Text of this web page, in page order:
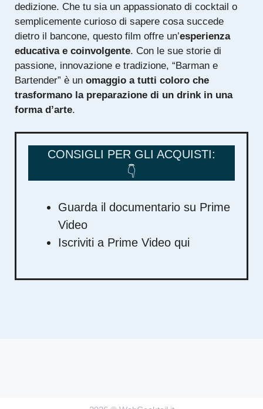
dedizione. Che tu sia un appassionato di cocktail o
semplicemente curioso di sapere cosa succede
dietro il bancone, questo film offre un’esperienza
educativa e coinvolgente. Con le sue storie di
passione, innovazione e tradizione, “Barman e
Bartender” è un omaggio a tutti coloro che
trasformano la preparazione di un drink in una
forma d’arte.
CONSIGLI PER GLI ACQUISTI:
👇
Guarda il documentario su Prime
Video
Iscriviti a Prime Video qui